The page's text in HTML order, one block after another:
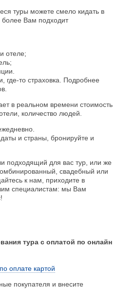
туры можете смело кидать в
более Вам подходит
отеле;
где-то страховка. Подробнее
в реальном времени стоимость
количество людей.
и страны, бронируйте и
подходящий для вас тур, или же
свадебный или
к нам, приходите в
специалистам: мы Вам
тура с оплатой по онлайн
оплате картой
покупателя и внесите